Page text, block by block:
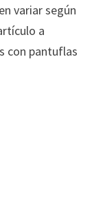
variar según
a
con pantuflas